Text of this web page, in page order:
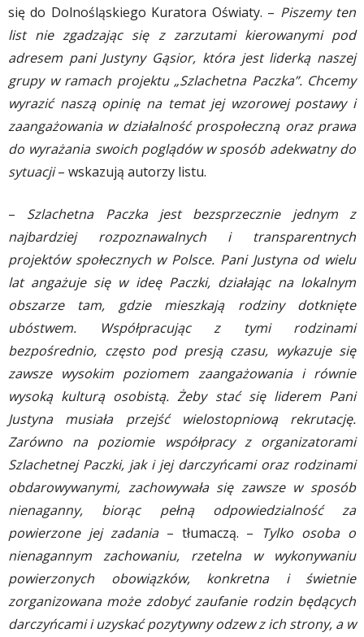
się do Dolnośląskiego Kuratora Oświaty. – Piszemy ten
list nie zgadzając się z zarzutami kierowanymi pod
adresem pani Justyny Gąsior, która jest liderką naszej
grupy w ramach projektu „Szlachetna Paczka”. Chcemy
wyrazić naszą opinię na temat jej wzorowej postawy i
zaangażowania w działalność prospołeczną oraz prawa
do wyrażania swoich poglądów w sposób adekwatny do
sytuacji– wskazują autorzy listu.
– Szlachetna Paczka jest bezsprzecznie jednym z
najbardziej rozpoznawalnych i transparentnych
projektów społecznych w Polsce. Pani Justyna od wielu
lat angażuje się w ideę Paczki, działając na lokalnym
obszarze tam, gdzie mieszkają rodziny dotknięte
ubóstwem. Współpracując z tymi rodzinami
bezpośrednio, często pod presją czasu, wykazuje się
zawsze wysokim poziomem zaangażowania i równie
wysoką kulturą osobistą. Żeby stać się liderem Pani
Justyna musiała przejść wielostopniową rekrutację.
Zarówno na poziomie współpracy z organizatorami
Szlachetnej Paczki, jak i jej darczyńcami oraz rodzinami
obdarowywanymi, zachowywała się zawsze w sposób
nienaganny, biorąc pełną odpowiedzialność za
powierzone jej zadania– tłumaczą. – Tylko osoba o
nienagannym zachowaniu, rzetelna w wykonywaniu
powierzonych obowiązków, konkretna i świetnie
zorganizowana może zdobyć zaufanie rodzin będących
darczyńcami i uzyskać pozytywny odzew z ich strony, a w